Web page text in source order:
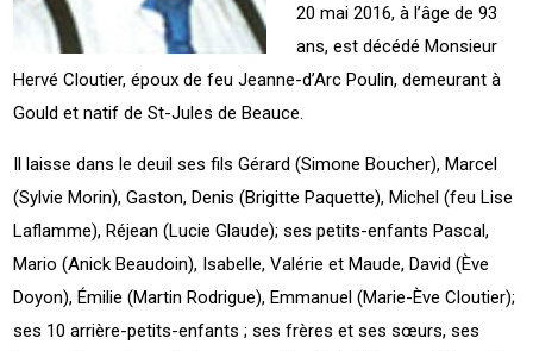
20 mai 2016, à l’âge de 93
ans, est décédé Monsieur
Hervé Cloutier, époux de feu Jeanne-d’Arc Poulin, demeurant à
Gould et natif de St-Jules de Beauce.
Il laisse dans le deuil ses fils Gérard (Simone Boucher), Marcel
(Sylvie Morin), Gaston, Denis (Brigitte Paquette), Michel (feu Lise
Laflamme), Réjean (Lucie Glaude); ses petits-enfants Pascal,
Mario (Anick Beaudoin), Isabelle, Valérie et Maude, David (Ève
Doyon), Émilie (Martin Rodrigue), Emmanuel (Marie-Ève Cloutier);
ses 10 arrière-petits-enfants ; ses frères et ses sœurs, ses